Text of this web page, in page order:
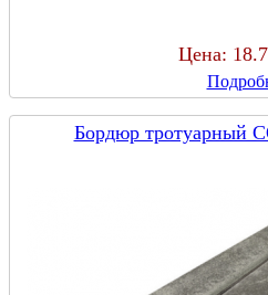
Цена:
Бордюр тротуарный